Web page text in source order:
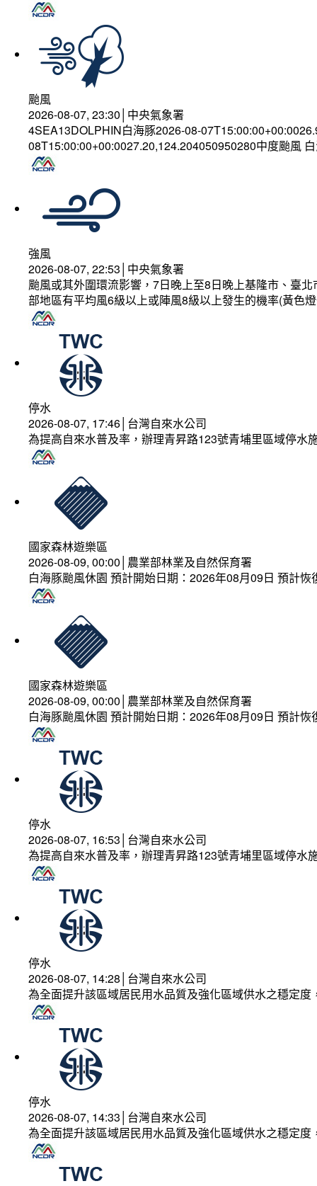
颱風
2026-08-07, 23:30│中央氣象署
4SEA13DOLPHIN白海豚2026-08-
08T15:00:00+00:0027.20,124.204050950280中度颱風
強風
2026-08-07, 22:53│中央氣象署
颱風或其外圍環流影響，7日晚上至8日晚上基隆市、臺
部地區有平均風6級以上或陣風8級以上發生的機率(黃色
停水
2026-08-07, 17:46│台灣自來水公司
為提高自來水普及率，辦理青昇路123號青埔里區域停水
國家森林遊樂區
2026-08-09, 00:00│農業部林業及自然保育署
白海豚颱風休園 預計開始日期：2026年08月09日 預計
國家森林遊樂區
2026-08-09, 00:00│農業部林業及自然保育署
白海豚颱風休園 預計開始日期：2026年08月09日 預計
停水
2026-08-07, 16:53│台灣自來水公司
為提高自來水普及率，辦理青昇路123號青埔里區域停水
停水
2026-08-07, 14:28│台灣自來水公司
為全面提升該區域居民用水品質及強化區域供水之穩定
停水
2026-08-07, 14:33│台灣自來水公司
為全面提升該區域居民用水品質及強化區域供水之穩定